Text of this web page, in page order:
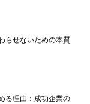
らせないための本質
る理由：成功企業の